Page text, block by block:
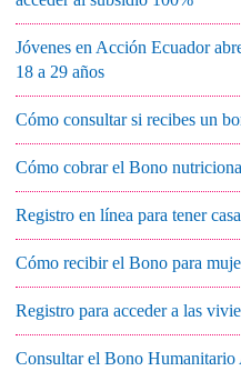
Jóvenes en Acción Ecuador
18 a 29 años
Cómo consultar si recibes un
Cómo cobrar el Bono
Registro en línea para tener
Cómo recibir el Bono para
Registro para acceder a las
Consultar el Bono